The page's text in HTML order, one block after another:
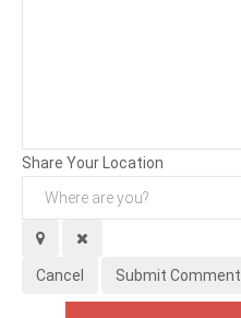
Share Your Location
Cancel Submit Comment